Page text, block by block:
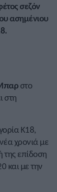
σεζόν
ασημένιου
στο
στη
Κ18,
χρονιά με
της επίδοση
και με την